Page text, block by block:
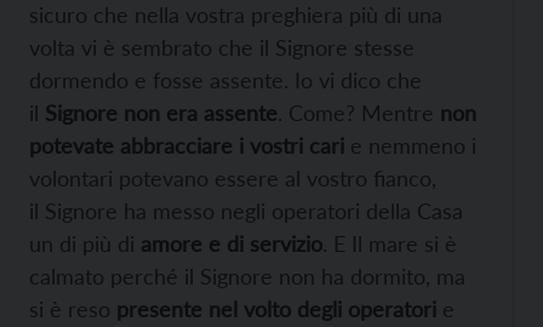
sicuro che nella vostra preghiera più di una
volta vi è sembrato che il Signore stesse
dormendo e fosse assente. Io vi dico che
il Signore non era assente. Come? Mentre non
potevate abbracciare i vostri cari e nemmeno i
volontari potevano essere al vostro fianco,
il Signore ha messo negli operatori della Casa
un di più di amore e di servizio. E Il mare si è
calmato perché il Signore non ha dormito, ma
si è reso presente nel volto degli operatori e